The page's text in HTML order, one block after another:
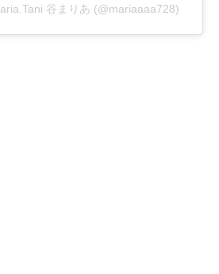
谷まりあ (@mariaaaa728)